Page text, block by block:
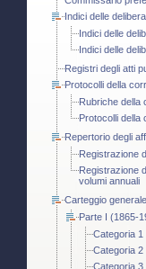
Indici delle
Indici delle
Indici delle
Registri degli atti
Protocolli della
Rubriche della
Protocolli della
Repertorio degli
Registrazione
Registrazione
volumi annuali
Carteggio generale
Parte I (1865-
Categoria 1
Categoria 2
Categoria 3